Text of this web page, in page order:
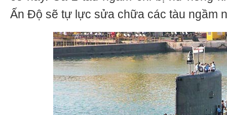
Ấn Độ sẽ tự lực sửa chữa các tàu ngầm